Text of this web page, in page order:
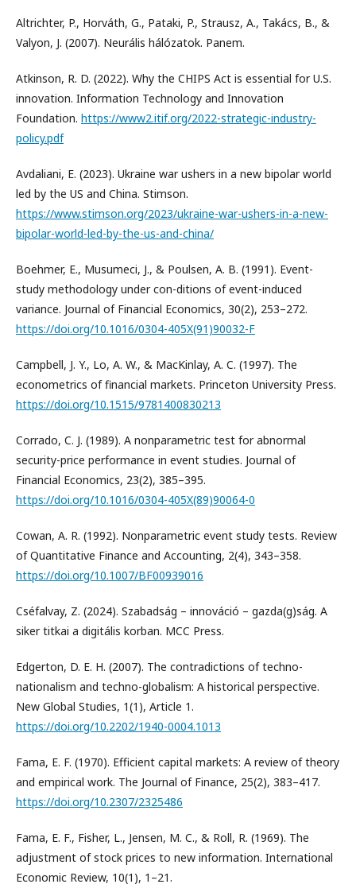
Altrichter, P., Horváth, G., Pataki, P., Strausz, A., Takács, B., &
Valyon, J. (2007). Neurális hálózatok. Panem.
Atkinson, R. D. (2022). Why the CHIPS Act is essential for U.S.
innovation. Information Technology and Innovation
Foundation. https://www2.itif.org/2022-strategic-industry-
policy.pdf
Avdaliani, E. (2023). Ukraine war ushers in a new bipolar world
led by the US and China. Stimson.
https://www.stimson.org/2023/ukraine-war-ushers-in-a-new-
bipolar-world-led-by-the-us-and-china/
Boehmer, E., Musumeci, J., & Poulsen, A. B. (1991). Event-
study methodology under con-ditions of event-induced
variance. Journal of Financial Economics, 30(2), 253–272.
https://doi.org/10.1016/0304-405X(91)90032-F
Campbell, J. Y., Lo, A. W., & MacKinlay, A. C. (1997). The
econometrics of financial markets. Princeton University Press.
https://doi.org/10.1515/9781400830213
Corrado, C. J. (1989). A nonparametric test for abnormal
security-price performance in event studies. Journal of
Financial Economics, 23(2), 385–395.
https://doi.org/10.1016/0304-405X(89)90064-0
Cowan, A. R. (1992). Nonparametric event study tests. Review
of Quantitative Finance and Accounting, 2(4), 343–358.
https://doi.org/10.1007/BF00939016
Cséfalvay, Z. (2024). Szabadság – innováció – gazda(g)ság. A
siker titkai a digitális korban. MCC Press.
Edgerton, D. E. H. (2007). The contradictions of techno-
nationalism and techno-globalism: A historical perspective.
New Global Studies, 1(1), Article 1.
https://doi.org/10.2202/1940-0004.1013
Fama, E. F. (1970). Efficient capital markets: A review of theory
and empirical work. The Journal of Finance, 25(2), 383–417.
https://doi.org/10.2307/2325486
Fama, E. F., Fisher, L., Jensen, M. C., & Roll, R. (1969). The
adjustment of stock prices to new information. International
Economic Review, 10(1), 1–21.